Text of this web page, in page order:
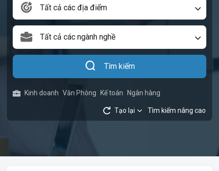
Tất cả các địa điểm
Tất cả các ngành nghề
Tìm kiếm
Kinh doanh Văn Phòng Kế toán Ngân hàng
Tạo lại Tìm kiếm nâng cao